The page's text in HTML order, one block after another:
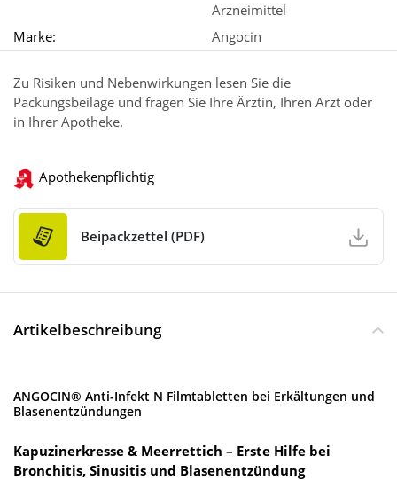
Arzneimittel
Marke:
Angocin
Zu Risiken und Nebenwirkungen lesen Sie die
Packungsbeilage und fragen Sie Ihre Ärztin, Ihren Arzt oder
in Ihrer Apotheke.
Apothekenpflichtig
Beipackzettel (PDF)
Artikelbeschreibung
ANGOCIN® Anti-Infekt N Filmtabletten bei Erkältungen und
Blasenentzündungen
Kapuzinerkresse & Meerrettich – Erste Hilfe bei
Bronchitis, Sinusitis und Blasenentzündung